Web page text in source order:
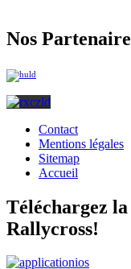
Nos
Contact
Mentions légales
Sitemap
Accueil
Téléchargez
Rallycross!